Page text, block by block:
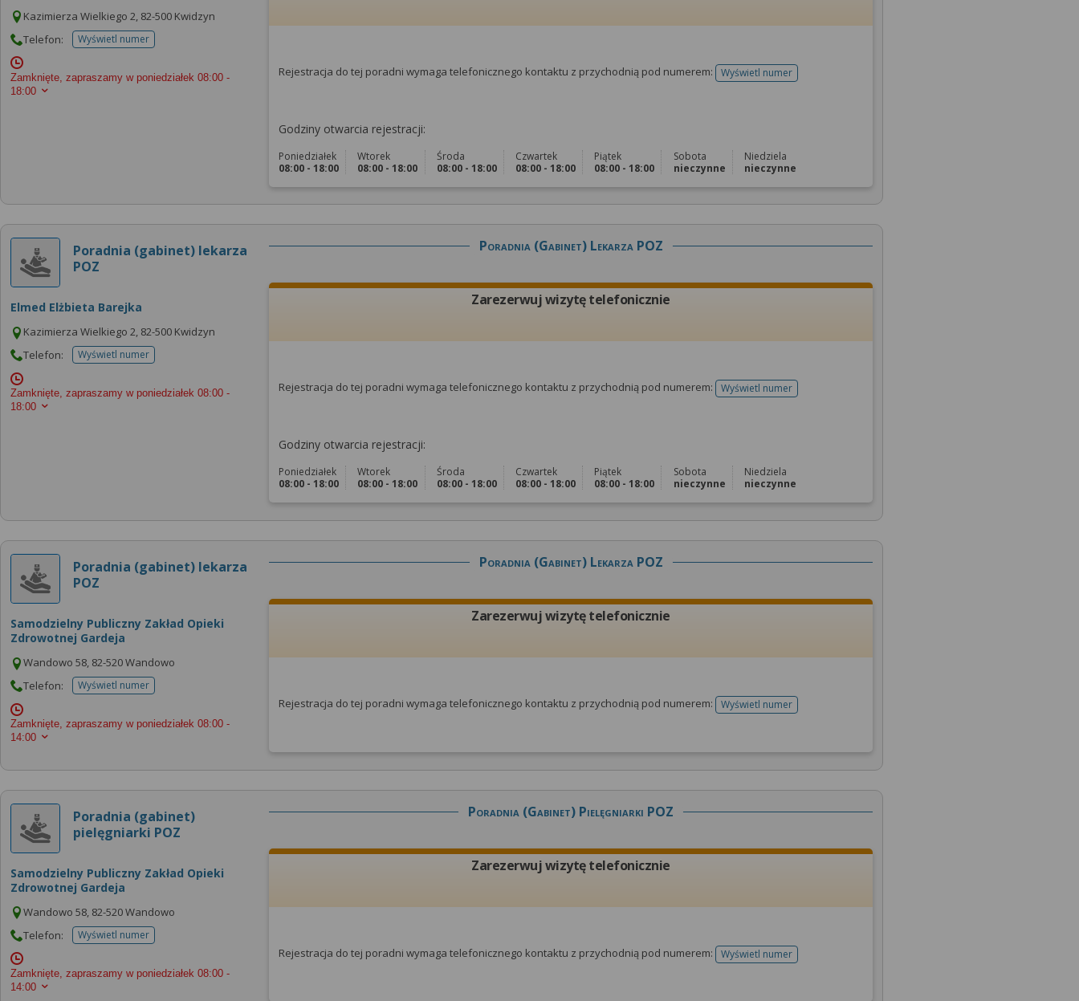
Kazimierza Wielkiego 2, 82-500 Kwidzyn
Telefon:
Wyświetl numertelefonu do placowki
Zamknięte, zapraszamy w poniedziałek 08:00 -
18:00
Rejestracja do tej poradni wymaga telefonicznego kontaktu z przychodnią pod numerem: Wyświetl numertelefonu do rejestracji
Godziny otwarcia rejestracji:
Poniedziałek
08:00 - 18:00
Wtorek
08:00 - 18:00
Środa
08:00 - 18:00
Czwartek
08:00 - 18:00
Piątek
08:00 - 18:00
Sobota
nieczynne
Niedziela
nieczynne
Poradnia (gabinet) lekarza
POZ
Elmed Elżbieta Barejka
Kazimierza Wielkiego 2, 82-500 Kwidzyn
Telefon:
Wyświetl numertelefonu do placowki
Zamknięte, zapraszamy w poniedziałek 08:00 -
18:00
Poradnia (gabinet) Lekarza POZ
Zarezerwuj wizytę telefonicznie
Rejestracja do tej poradni wymaga telefonicznego kontaktu z przychodnią pod numerem: Wyświetl numertelefonu do rejestracji
Godziny otwarcia rejestracji:
Poniedziałek
08:00 - 18:00
Wtorek
08:00 - 18:00
Środa
08:00 - 18:00
Czwartek
08:00 - 18:00
Piątek
08:00 - 18:00
Sobota
nieczynne
Niedziela
nieczynne
Poradnia (gabinet) lekarza
POZ
Samodzielny Publiczny Zakład Opieki
Zdrowotnej Gardeja
Wandowo 58, 82-520 Wandowo
Telefon:
Wyświetl numertelefonu do placowki
Zamknięte, zapraszamy w poniedziałek 08:00 -
14:00
Poradnia (gabinet) Lekarza POZ
Zarezerwuj wizytę telefonicznie
Rejestracja do tej poradni wymaga telefonicznego kontaktu z przychodnią pod numerem: Wyświetl numertelefonu do rejestracji
Poradnia (gabinet)
pielęgniarki POZ
Samodzielny Publiczny Zakład Opieki
Zdrowotnej Gardeja
Wandowo 58, 82-520 Wandowo
Telefon:
Wyświetl numertelefonu do placowki
Zamknięte, zapraszamy w poniedziałek 08:00 -
14:00
Poradnia (gabinet) Pielęgniarki POZ
Zarezerwuj wizytę telefonicznie
Rejestracja do tej poradni wymaga telefonicznego kontaktu z przychodnią pod numerem: Wyświetl numertelefonu do rejestracji